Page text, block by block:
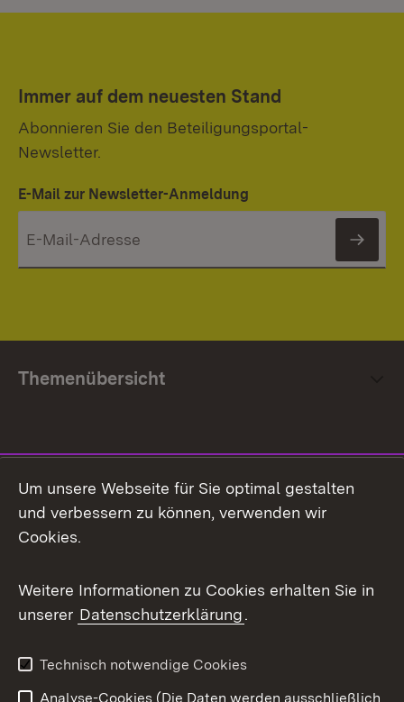
Immer auf dem neuesten Stand
Abonnieren Sie den Beteiligungsportal-
Newsletter.
E-Mail zur Newsletter-Anmeldung
Themenübersicht
Facebook
X / Twitter
Youtube
Um unsere Webseite für Sie optimal gestalten
und verbessern zu können, verwenden wir
Cookies.
Weitere Informationen zu Cookies erhalten Sie in
unserer Datenschutzerklärung.
Technisch notwendige Cookies
Analyse-Cookies (Die Daten werden ausschließlich